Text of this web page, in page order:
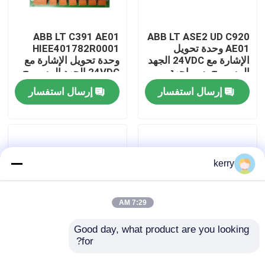
معلومات عنا
جولة في المعمل
رقابة جودة
مدونة
ABB LT ASE2 UD C920
AE01 وحدة تحويل
الإشارة مع 24VDC الجهد
المسموح به وواجهة
طاقة مستقرة لسهولة
التثبيتإرسال استفسار
ABB LT C391 AE01
HIEE401782R0001
وحدة تحويل الإشارة مع
24VDC الجهد المسموح
به وأجزاء صناعية دائمة
لتحويل الإشارة بدقة
إرسال استفسار
kerry
7:29 AM
Good day, what product are you looking
for?